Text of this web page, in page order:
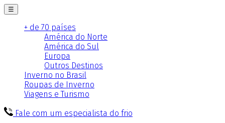
☰
+ de 70 países
América do Norte
América do Sul
Europa
Outros Destinos
Inverno no Brasil
Roupas de Inverno
Viagens e Turismo
Fale com um especialista do frio